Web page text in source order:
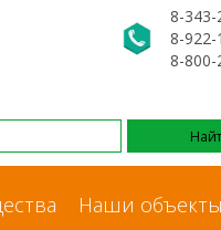
8-343-
8-922-
8-800-
Наши объекты